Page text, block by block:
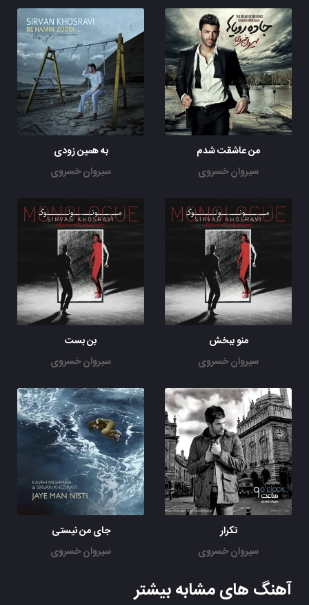
من عاشقت شدم
سیروان خسروی
به همین زودی
سیروان خسروی
منو ببخش
سیروان خسروی
بن بست
سیروان خسروی
تکرار
سیروان خسروی
جای من نیستی
سیروان خسروی
آهنگ های مشابه بیشتر